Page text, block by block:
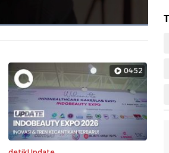
04:52